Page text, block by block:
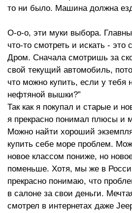
то ни было. Машина должна
О-о-о, эти муки выбора.
что-то смотреть и искать - это
Дром. Сначала смотришь за
свой текущий автомобиль,
что можно купить, если у тебя
нефтяной вышки?”
Так как я покупал и старые и
я прекрасно понимал плюсы и
Можно найти хороший
купить себе море проблем.
новое классом пониже, но
поменьше. Хотя, мы же в
прекрасно понимаю, что
в салоне за свои деньги.
смотрел в интернетах даже